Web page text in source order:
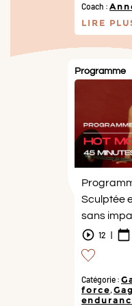
Coach :
LIRE
Programme
Sculptée
sans
12 |
Catégorie :
force